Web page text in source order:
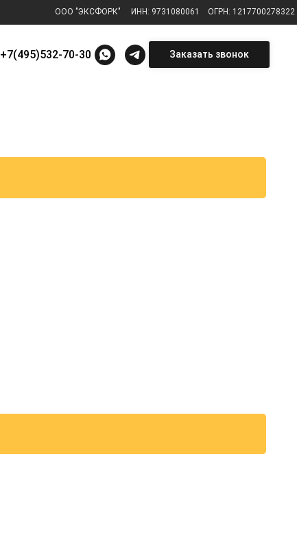
ООО "ЭКСФОРК" ИНН: 9731080061 ОГРН: 1217700278322
+7(495)532-70-30 Заказать звонок